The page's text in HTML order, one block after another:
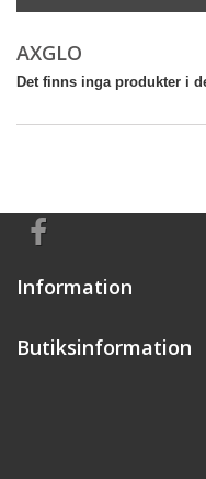
AXGLO
Det finns inga produkter i
Information
Butiksinformation